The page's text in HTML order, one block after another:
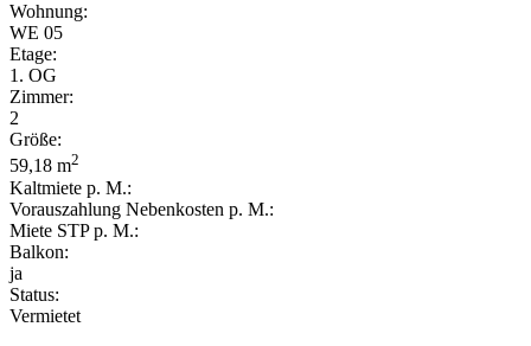
Wohnung:
WE 05
Etage:
1. OG
Zimmer:
2
Größe:
59,18 m2
Kaltmiete p. M.:
Vorauszahlung Nebenkosten p. M.:
Miete STP p. M.:
Balkon:
ja
Status:
Vermietet